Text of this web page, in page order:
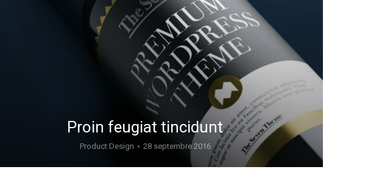
Proin feugiat tincidunt
Product Design 28 septembre 2016